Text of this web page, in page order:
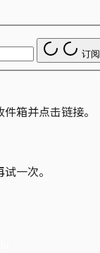
订阅
箱并点击链接。
一次。